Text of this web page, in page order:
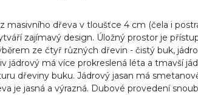
masivního dřeva v tloušťce 4 cm (čela i
zajímavý design. Úložný prostor je
ze čtyř různých dřevin - čistý buk,
jádrový má více prokreslená léta a tmavší
dřeviny buku. Jádrový jasan má
je jasná a výrazná. Dubové provedení